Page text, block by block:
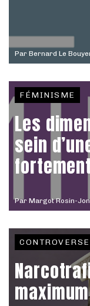
Par Bernard Le
Par Margot Rosin-
FÉMINISME
Les
sein
CONTROVERSE
maximum